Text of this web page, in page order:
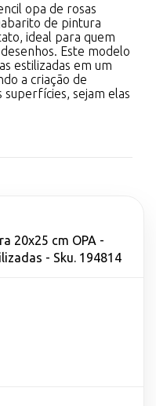
opa de rosas
de pintura
ideal para quem
Este modelo
estilizadas em um
a criação de
sejam elas
20x25 cm OPA -
- Sku. 194814